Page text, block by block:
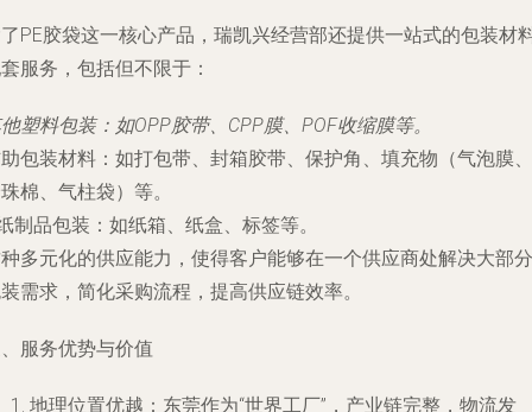
PE胶袋这一核心产品，瑞凯兴经营部还提供一站式的包装材
服务，包括但不限于：
塑料包装：如OPP胶带、CPP膜、POF收缩膜等。
包装材料 ：如打包带、封箱胶带、保护角、填充物（气泡膜、
棉、气柱袋）等。
制品包装 ：如纸箱、纸盒、标签等。
多元化的供应能力，使得客户能够在一个供应商处解决大部分
需求，简化采购流程，提高供应链效率。
服务优势与价值
地理位置优越 ：东莞作为“世界工厂”，产业链完整，物流发